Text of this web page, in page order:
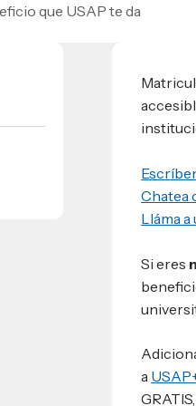
Honduras, C.A.
que USAP te da
Chatea
Lláma a
Si eres
a